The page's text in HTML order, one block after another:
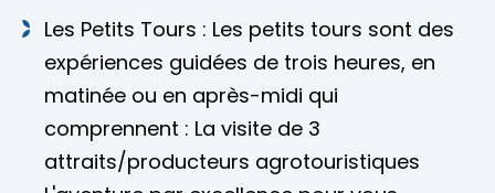
Les Petits Tours : Les petits tours sont des
expériences guidées de trois heures, en
matinée ou en après-midi qui
comprennent : La visite de 3
attraits/producteurs agrotouristiques